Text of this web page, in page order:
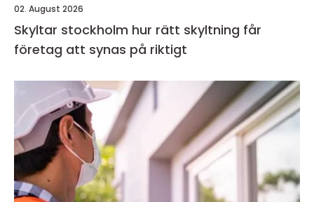
02. August 2026
Skyltar stockholm hur rätt skyltning får
företag att synas på riktigt